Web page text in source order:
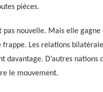
pièces.
pas nouvelle. Mais elle gagne
frappe. Les relations
davantage. D’autres nations
le mouvement.